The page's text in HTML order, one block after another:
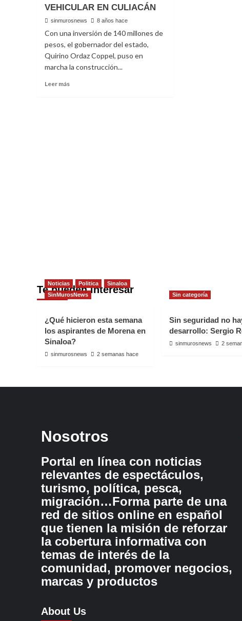
VEHICULAR EN CULIACÁN
sinmurosnews 8 años hace
Con una inversión de 140 millones de
pesos, el gobernador del estado,
Quirino Ordaz Coppel, puso en
marcha la construcción...
Leer más
Te pueden interesar
Noticias Politica
Sinaloa
SinMurosNews
¿Qué hicieron esta semana
los aspirantes de Morena en
Sinaloa?
sinmurosnews 2 semanas hace
Sin categoría
Sin seguridad no
desarrollo: Sergio
sinmurosnews 2
Nosotros
Portal en línea con noticias
relevantes de espectáculos,
turismo, política, pesca,
migración…Forma parte de una
red de sitios online en español
que tienen la misión de reforzar
la cobertura informativa con
temas de interés de la
comunidad, promover negocios,
marcas y productos
About Us